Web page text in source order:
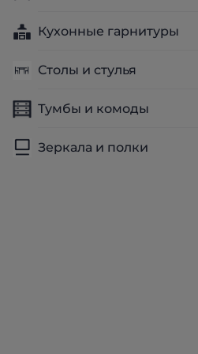
Кухонные гарнитуры
Столы и стулья
Тумбы и комоды
Зеркала и полки